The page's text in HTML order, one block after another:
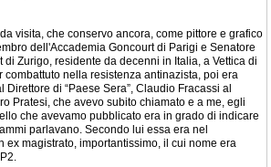
visita, che conservo ancora, come pittore e grafico
dell'Accademia Goncourt di Parigi e Senatore
Zurigo, residente da decenni in Italia, a Vettica di
combattuto nella resistenza antinazista, poi era
Direttore di “Paese Sera”, Claudio Fracassi al
Pratesi, che avevo subito chiamato e a me, egli
che avevamo pubblicato era in grado di indicare
parlavano. Secondo lui essa era nel
ex magistrato, importantissimo, il cui nome era